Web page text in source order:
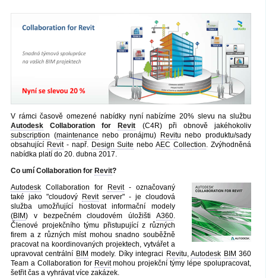
V rámci časově omezené nabídky nyní nabízíme 20% slevu na službu
Autodesk Collaboration for Revit (C4R) při obnově jakéhokoliv
subscription (maintenance nebo pronájmu) Revitu nebo produktu/sady
obsahující Revit- např. Design Suite neboAEC Collection. Zvýhodněná
nabídka platí do 20. dubna 2017.
Co umí Collaboration for Revit?
Autodesk Collaboration for Revit- označovaný
také jako "cloudový
Revitserver" - je cloudová
služba umožňující hostovat informační modely
(BIM) v bezpečném cloudovém úložišti A360.
Členové projekčního týmu přistupující z různých
firem a z různých míst mohou snadno souběžně
pracovat na koordinovaných projektech, vytvářet a
upravovat centrální BIM modely. Díky integraci Revitu,Autodesk BIM 360
Team a Collaboration for Revitmohou projekční týmy lépe spolupracovat,
šetřit čas a vyhrávat více zakázek.